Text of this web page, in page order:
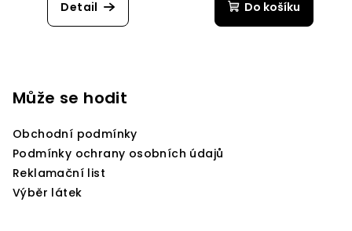
Detail Do košíku
Může se hodit
Obchodní podmínky
Podmínky ochrany osobních údajů
Reklamační list
Výběr látek